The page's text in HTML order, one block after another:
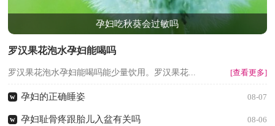
孕妇吃秋葵会过敏吗
罗汉果花泡水孕妇能喝吗
罗汉果花泡水孕妇能喝吗能少量饮用。罗汉果花... [查看更多]
w 孕妇的正确睡姿 08-07
w 孕妇耻骨疼跟胎儿入盆有关吗 08-06